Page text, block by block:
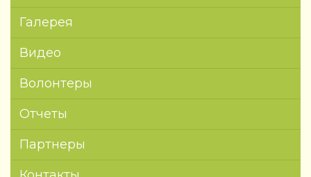
Галерея
Видео
Волонтеры
Отчеты
Партнеры